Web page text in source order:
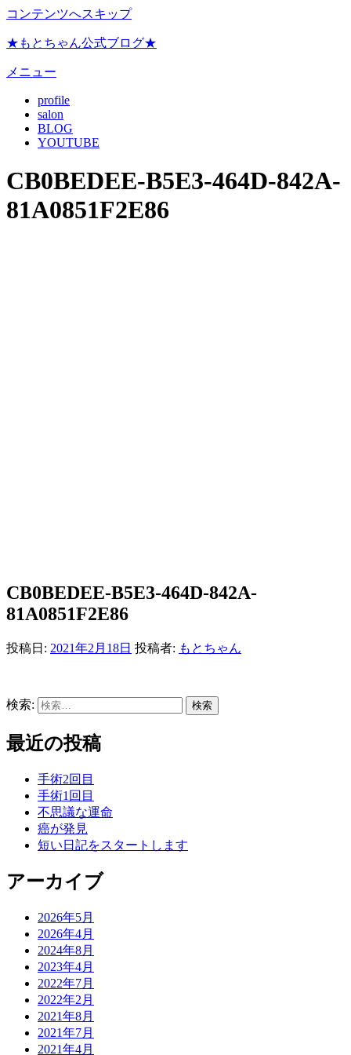
コンテンツへスキップ
★もとちゃん公式ブログ★
メニュー
profile
salon
BLOG
YOUTUBE
CB0BEDEE-B5E3-464D-842A-
81A0851F2E86
CB0BEDEE-B5E3-464D-842A-
81A0851F2E86
投稿日: 2021年2月18日 投稿者: もとちゃん
検索:
最近の投稿
手術2回目
手術1回目
不思議な運命
癌が発見
短い日記をスタートします
アーカイブ
2026年5月
2026年4月
2024年8月
2023年4月
2022年7月
2022年2月
2021年8月
2021年7月
2021年4月